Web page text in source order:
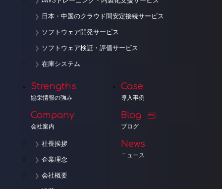
日本・中国のクラウド間安定接続サービス
ソフトウェア開発サービス
ソフトウェア検証・評価サービス
在庫システム
Strengths
協栄情報の強み
Company
会社案内
社長挨拶
企業理念
会社概要
Case
導入事例
Blog
ブログ
News
ニュース